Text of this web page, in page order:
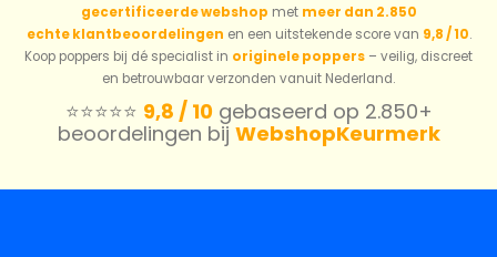
gecertificeerde webshop met meer dan 2.850
echte klantbeoordelingen en een uitstekende score van 9,8 / 10.
Koop poppers bij dé specialist in originele poppers – veilig, discreet
en betrouwbaar verzonden vanuit Nederland.
⭐️⭐️⭐️⭐️⭐️ 9,8 / 10gebaseerd op 2.850+
beoordelingen bij WebshopKeurmerk